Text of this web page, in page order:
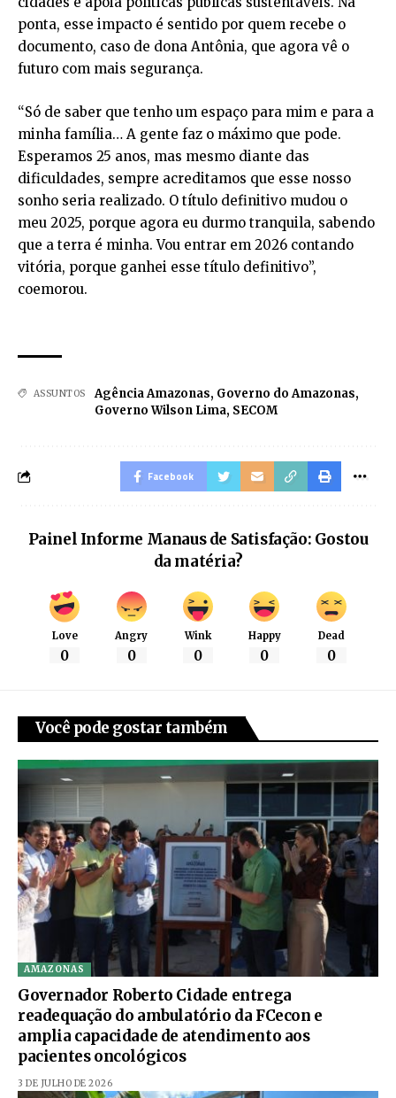
ponta, esse impacto é sentido por quem recebe o
documento, caso de dona Antônia, que agora vê o
futuro com mais segurança.
“Só de saber que tenho um espaço para mim e para a
minha família… A gente faz o máximo que pode.
Esperamos 25 anos, mas mesmo diante das
dificuldades, sempre acreditamos que esse nosso
sonho seria realizado. O título definitivo mudou o
meu 2025, porque agora eu durmo tranquila, sabendo
que a terra é minha. Vou entrar em 2026 contando
vitória, porque ganhei esse título definitivo”,
coemorou.
ASSUNTOS Agência Amazonas, Governo do Amazonas,
Governo Wilson Lima, SECOM
Facebook
Painel Informe Manaus de Satisfação: Gostou
da matéria?
Love
0
Angry
0
Wink
0
Happy
0
Dead
0
Você pode gostar também
AMAZONAS
Governador Roberto Cidade entrega
readequação do ambulatório da FCecon e
amplia capacidade de atendimento aos
pacientes oncológicos
3 DE JULHO DE 2026